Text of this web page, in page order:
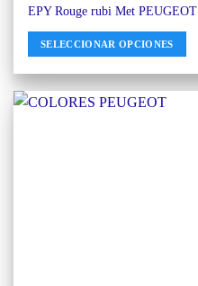
EPY Rouge rubi Met PEUGEOT
SELECCIONAR OPCIONES